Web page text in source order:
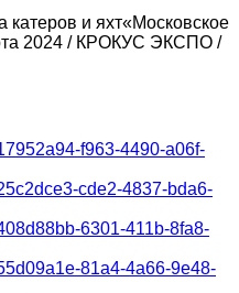
и яхт«Московское
2024 / КРОКУС ЭКСПО /